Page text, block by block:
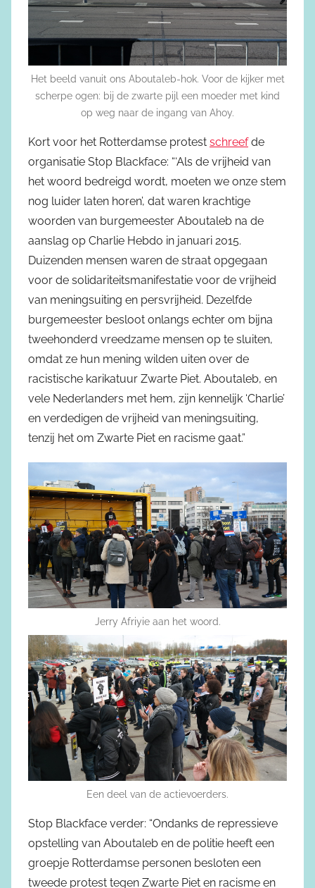
Het beeld vanuit ons Aboutaleb-hok. Voor de kijker met
scherpe ogen: bij de zwarte pijl een moeder met kind
op weg naar de ingang van Ahoy.
Kort voor het Rotterdamse protest schreefde
organisatie Stop Blackface: “‘Als de vrijheid van
het woord bedreigd wordt, moeten we onze stem
nog luider laten horen’, dat waren krachtige
woorden van burgemeester Aboutaleb na de
aanslag op Charlie Hebdo in januari 2015.
Duizenden mensen waren de straat opgegaan
voor de solidariteitsmanifestatie voor de vrijheid
van meningsuiting en persvrijheid. Dezelfde
burgemeester besloot onlangs echter om bijna
tweehonderd vreedzame mensen op te sluiten,
omdat ze hun mening wilden uiten over de
racistische karikatuur Zwarte Piet. Aboutaleb, en
vele Nederlanders met hem, zijn kennelijk ‘Charlie’
en verdedigen de vrijheid van meningsuiting,
tenzij het om Zwarte Piet en racisme gaat.”
Jerry Afriyie aan het woord.
Een deel van de actievoerders.
Stop Blackface verder: “Ondanks de repressieve
opstelling van Aboutaleb en de politie heeft een
groepje Rotterdamse personen besloten een
tweede protest tegen Zwarte Piet en racisme en